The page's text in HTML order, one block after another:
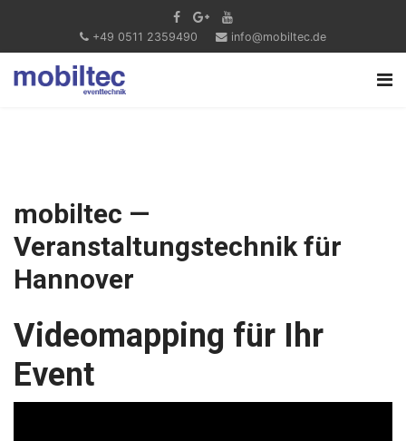
+49 0511 2359490 info@mobiltec.de
mobiltec —
Veranstaltungstechnik für
Hannover
Videomapping für Ihr
Event